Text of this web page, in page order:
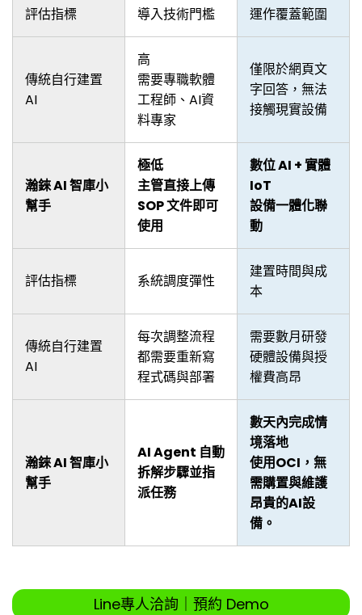
評估指標 導入技術門檻 運作覆蓋範圍
傳統自行建置
AI
高
需要專職軟體
工程師、AI資
料專家
僅限於網頁文
字回答，無法
接觸現實設備
瀚錸 AI 智庫小
幫手
極低
主管直接上傳
SOP 文件即可
使用
數位 AI + 實體
IoT
設備一體化聯
動
評估指標 系統調度彈性
建置時間與成
本
傳統自行建置
AI
每次調整流程
都需要重新寫
程式碼與部署
需要數月研發
硬體設備與授
權費高昂
瀚錸 AI 智庫小
幫手
AI Agent 自動
拆解步驟並指
派任務
數天內完成情
境落地
使用OCI，無
需購置與維護
昂貴的AI設
備。
Line專人洽詢｜預約 Demo